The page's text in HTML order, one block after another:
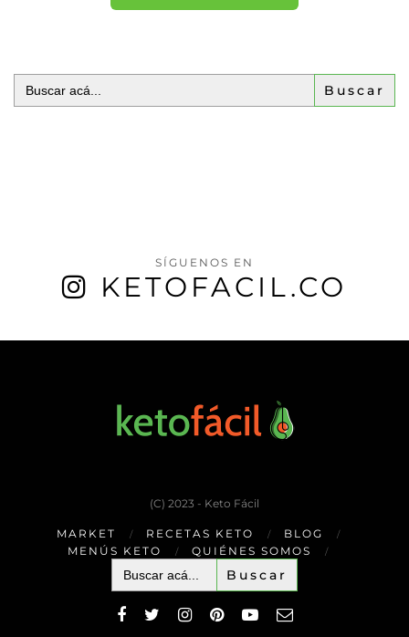
Buscar:
SÍGUENOS EN
KETOFACIL.CO
(C) 2023 - Keto Fácil
MARKET RECETAS KETO
BLOG
MENÚS KETO
QUIÉNES SOMOS
Buscar: